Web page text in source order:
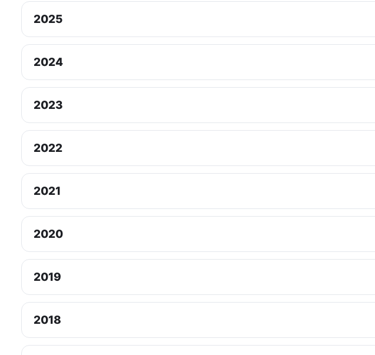
2025
2024
2023
2022
2021
2020
2019
2018